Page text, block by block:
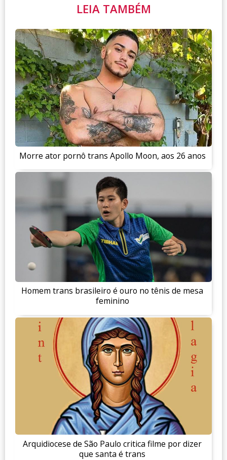
LEIA TAMBÉM
Morre ator pornô trans Apollo Moon, aos 26 anos
Homem trans brasileiro é ouro no tênis de mesa
feminino
Arquidiocese de São Paulo critica filme por dizer
que santa é trans